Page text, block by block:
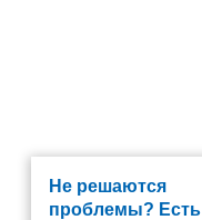
Не решаются
проблемы? Есть